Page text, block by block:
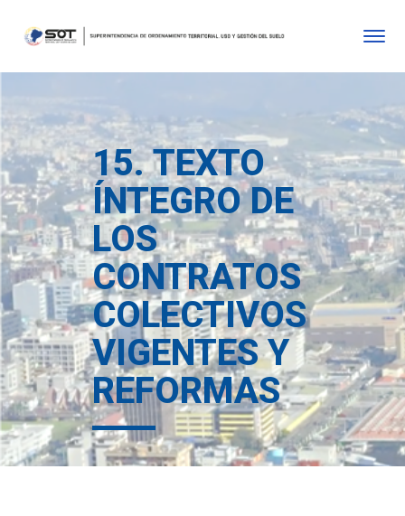
15. TEXTO
ÍNTEGRO DE
LOS
CONTRATOS
COLECTIVOS
VIGENTES Y
REFORMAS